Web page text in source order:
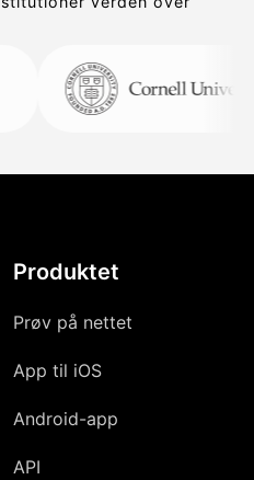
Produktet
Prøv på nettet
App til iOS
Android-app
API